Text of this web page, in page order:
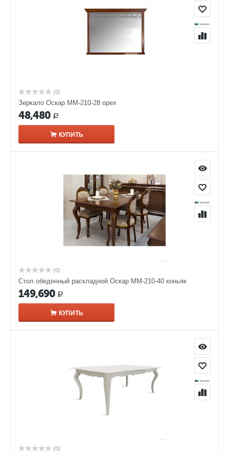
(0)
Зеркало Оскар ММ-210-28 орех
48,480 Р
КУПИТЬ
(0)
Стол обеденный раскладной Оскар ММ-210-40 коньяк
149,690 Р
КУПИТЬ
(0)